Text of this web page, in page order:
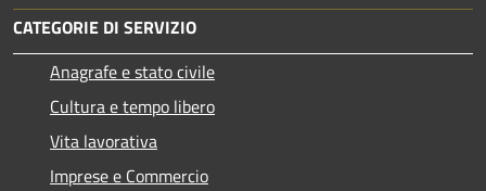
CATEGORIE DI SERVIZIO
Anagrafe e stato civile
Cultura e tempo libero
Vita lavorativa
Imprese e Commercio